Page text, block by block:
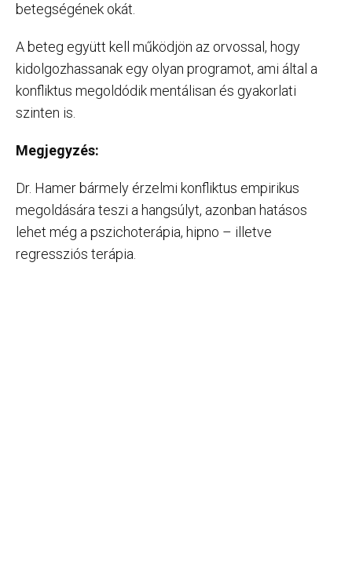
betegségének okát.
A beteg együtt kell működjön az orvossal, hogy
kidolgozhassanak egy olyan programot, ami által a
konfliktus megoldódik mentálisan és gyakorlati
szinten is.
Megjegyzés:
Dr. Hamer bármely érzelmi konfliktus empirikus
megoldására teszi a hangsúlyt, azonban hatásos
lehet még a pszichoterápia, hipno – illetve
regressziós terápia.